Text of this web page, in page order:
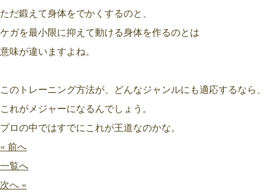
ただ鍛えて身体をでかくするのと、
ケガを最小限に抑えて動ける身体を作るのとは
意味が違いますよね。
このトレーニング方法が、どんなジャンルにも適応するなら、
これがメジャーになるんでしょう。
プロの中ではすでにこれが王道なのかな。
« 前へ
一覧へ
次へ »